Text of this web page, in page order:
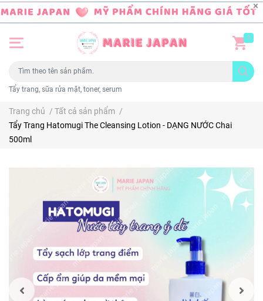
Tẩy trang, sữa rửa mặt, toner, serum
0
Trang chủ / Tất cả sản phẩm /
Tẩy Trang Hatomugi The Cleansing Lotion - DẠNG NƯỚC Chai
500ml